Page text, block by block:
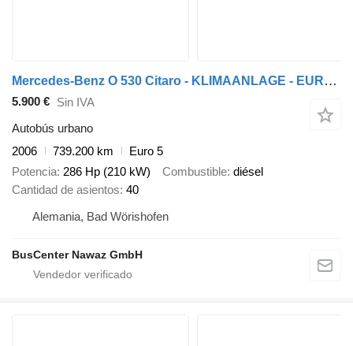
Mercedes-Benz O 530 Citaro - KLIMAANLAGE - EURO 5
5.900 € Sin IVA
Autobús urbano
2006
739.200 km
Euro 5
Potencia 286 Hp (210 kW) Combustible diésel
Cantidad de asientos 40
Alemania, Bad Wörishofen
BusCenter Nawaz GmbH